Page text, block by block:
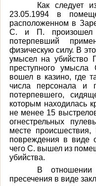
Как следует
23.05.1994 в
расположенном в
С. и П. произошел
потерпевший
физическую силу. В
умысел на убийство
преступного
вошел в казино, где
числа персонала и
потерпевшего,
которым находилась
не менее 15
огнестрельных
месте
повреждения в виде
чего С. вышел из
убийства.
В отношении
пресечения в виде